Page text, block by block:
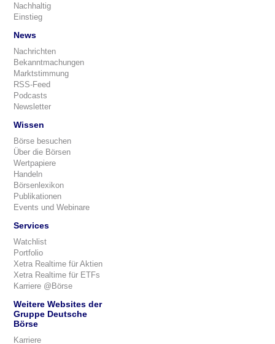
Nachhaltig
Einstieg
News
Nachrichten
Bekanntmachungen
Marktstimmung
RSS-Feed
Podcasts
Newsletter
Wissen
Börse besuchen
Über die Börsen
Wertpapiere
Handeln
Börsenlexikon
Publikationen
Events und Webinare
Services
Watchlist
Portfolio
Xetra Realtime für Aktien
Xetra Realtime für ETFs
Karriere @Börse
Weitere Websites der
Gruppe Deutsche
Börse
Karriere